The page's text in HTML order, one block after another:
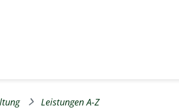
Leistungen A-Z